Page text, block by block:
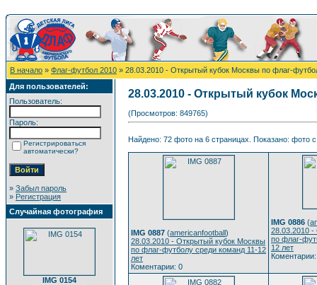
В начало » Флаг-футбол 2010 » 28.03.2010 - Открытый кубок Москвы по флаг-
Для пользователей:
Пользователь:
Пароль:
Регистрироваться
автоматически?
» Забыл пароль
» Регистрация
Случайная фотография
IMG 0154
28.03.2010 - Открытый кубок
(Просмотров: 849765)
Найдено: 72 фото на 6 страницах. Показано: фото
IMG 0887 (americanfootball)
28.03.2010 - Открытый кубок Москвы
по флаг-футболу среди команд 11-12
лет
Коментарии: 0
IMG 0886 (
28.03.2010
по флаг-
12 лет